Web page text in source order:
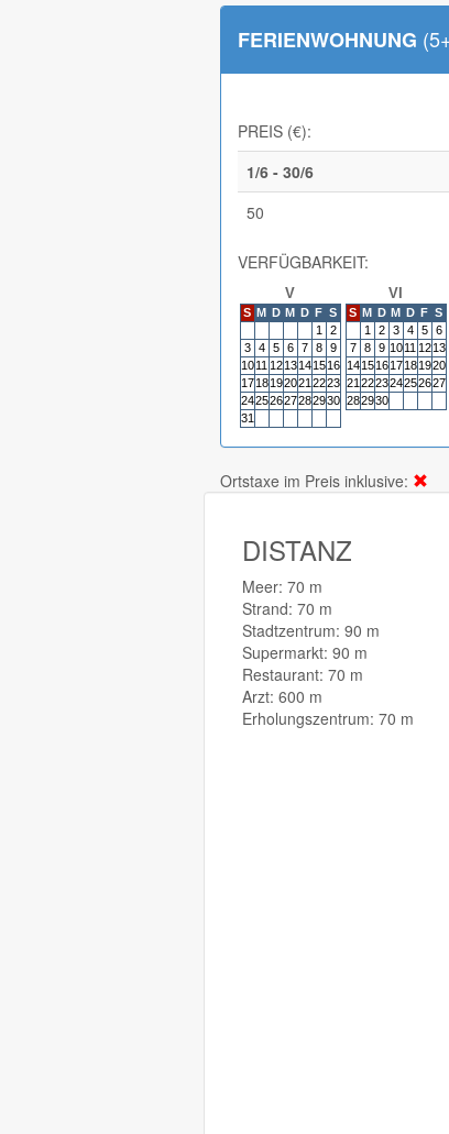
FERIENWOHNUNG
PREIS (€):
1/6 - 30/6
50
VERFÜGBARKEIT:
V
S M D M D F S
1
2
3
4 5 6 7 8
9
10 11 12 13 14 15 16
17 18 192021 2223
24252627282930
31
VI
S M D M D F S
1
2 3 4 5
6
7
8 9 10 11 12 13
14 15 16 17 18 1920
21 222324252627
282930
Ortstaxe im Preis inklusive:
DISTANZ
Meer: 70 m
Strand: 70 m
Stadtzentrum: 90 m
Supermarkt: 90 m
Restaurant: 70 m
Arzt: 600 m
Erholungszentrum: 70 m